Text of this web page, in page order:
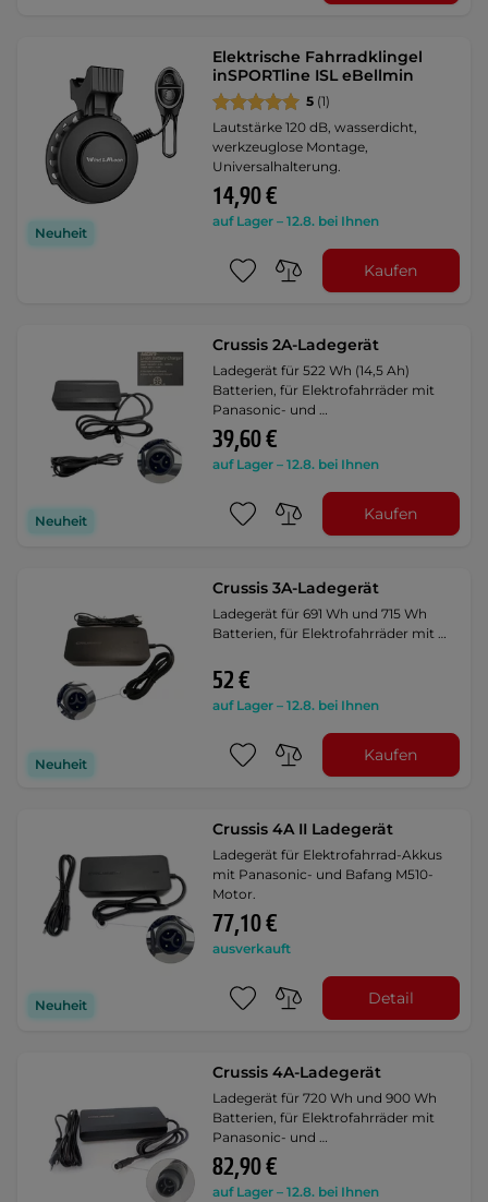
Neuheit
Elektrische Fahrradklingel
inSPORTline ISL eBellmin
5 (1)
Lautstärke 120 dB, wasserdicht,
werkzeuglose Montage,
Universalhalterung.
14,90 €
auf Lager – 12.8. bei Ihnen
Kaufen
Neuheit
Crussis 2A-Ladegerät
Ladegerät für 522 Wh (14,5 Ah)
Batterien, für Elektrofahrräder mit
Panasonic- und …
39,60 €
auf Lager – 12.8. bei Ihnen
Kaufen
Neuheit
Crussis 3A-Ladegerät
Ladegerät für 691 Wh und 715 Wh
Batterien, für Elektrofahrräder mit …
52 €
auf Lager – 12.8. bei Ihnen
Kaufen
Neuheit
Crussis 4A II Ladegerät
Ladegerät für Elektrofahrrad-Akkus
mit Panasonic- und Bafang M510-
Motor.
77,10 €
ausverkauft
Detail
Crussis 4A-Ladegerät
Ladegerät für 720 Wh und 900 Wh
Batterien, für Elektrofahrräder mit
Panasonic- und …
82,90 €
auf Lager – 12.8. bei Ihnen